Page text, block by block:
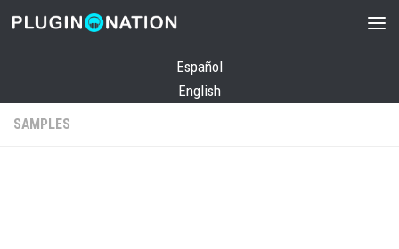
Saltar al contenido
Español
English
SAMPLES